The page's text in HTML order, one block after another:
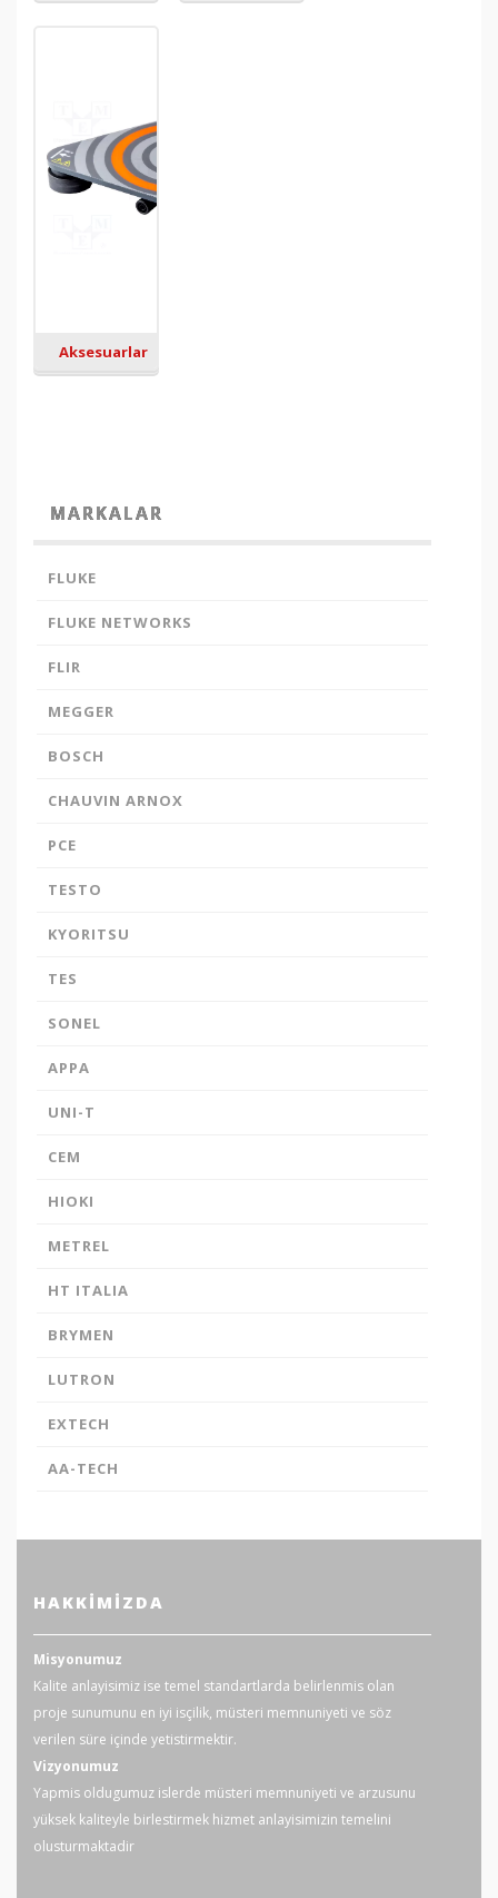
Aksesuarlar
MARKALAR
FLUKE
FLUKE NETWORKS
FLIR
MEGGER
BOSCH
CHAUVIN ARNOX
PCE
TESTO
KYORITSU
TES
SONEL
APPA
UNI-T
CEM
HIOKI
METREL
HT ITALIA
BRYMEN
LUTRON
EXTECH
AA-TECH
HAKKIMIZDA
Misyonumuz
Kalite anlayisimiz ise temel standartlarda belirlenmis olan
proje sunumunu en iyi isçilik, müsteri memnuniyeti ve söz
verilen süre içinde yetistirmektir.
Vizyonumuz
Yapmis oldugumuz islerde müsteri memnuniyeti ve arzusunu
yüksek kaliteyle birlestirmek hizmet anlayisimizin temelini
olusturmaktadir